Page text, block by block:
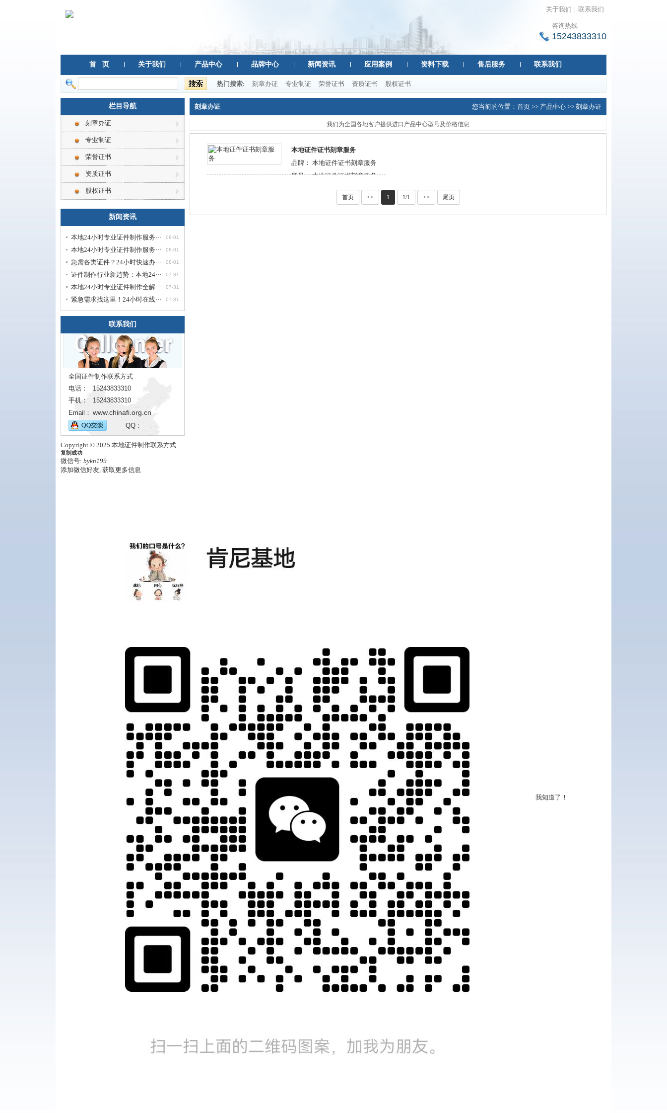
关于我们 | 联系我们
15243833310
咨询热线
首 页 关于我们 产品中心 品牌中心 新闻资讯 应用案例 资料下载 售后服务 联系我们
热门搜索: 刻章办证 专业制证 荣誉证书 资质证书 股权证书
栏目导航
刻章办证
专业制证
荣誉证书
资质证书
股权证书
新闻资讯
08-01
本地24小时专业证件制作服务···
08-01
本地24小时专业证件制作服务···
08-01
急需各类证件？24小时快速办···
07-31
证件制作行业新趋势：本地24···
07-31
本地24小时专业证件制作全解···
07-31
紧急需求找这里！24小时在线···
联系我们
全国证件制作联系方式
电话：
15243833310
手机：
15243833310
Email： www.chinafi.org.cn
QQ：
您当前的位置： 首页 >> 产品中心 >> 刻章办证
刻章办证
我们为全国各地客户提供进口产品中心型号及价格信息
本地证件证书刻章服务
品牌： 本地证件证书刻章服务
型号：本地证件证书刻章服务
本地证件证书刻章服务
首页 << 1 1/1 >> 尾页
Copyright © 2025 本地证件制作联系方式
复制成功
微信号: bykn199
添加微信好友, 获取更多信息
我知道了！